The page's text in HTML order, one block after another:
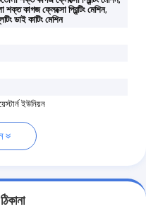
শক্ত কাগজ ফ্লেক্সো প্রিন্টিং মেশিন,
ডাই কাটিং মেশিন
ইউনিয়ন